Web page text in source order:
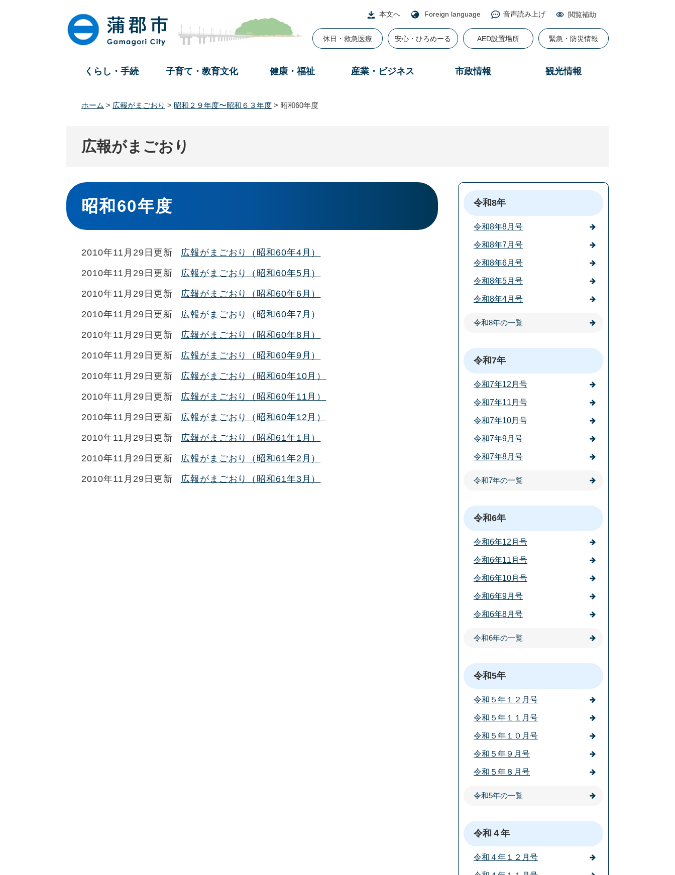
本文へ Foreign language 音声読み上げ 閲覧補助
休日・救急医療 安心・ひろめーる AED設置場所 緊急・防災情報
くらし・手続 子育て・教育文化 健康・福祉 産業・ビジネス 市政情報 観光情報
ホーム > 広報がまごおり > 昭和２９年度〜昭和６３年度 > 昭和60年度
広報がまごおり
本
文
昭和60年度
2010年11月29日更新 広報がまごおり（昭和60年4月）
2010年11月29日更新 広報がまごおり（昭和60年5月）
2010年11月29日更新 広報がまごおり（昭和60年6月）
2010年11月29日更新 広報がまごおり（昭和60年7月）
2010年11月29日更新 広報がまごおり（昭和60年8月）
2010年11月29日更新 広報がまごおり（昭和60年9月）
2010年11月29日更新 広報がまごおり（昭和60年10月）
2010年11月29日更新 広報がまごおり（昭和60年11月）
2010年11月29日更新 広報がまごおり（昭和60年12月）
2010年11月29日更新 広報がまごおり（昭和61年1月）
2010年11月29日更新 広報がまごおり（昭和61年2月）
2010年11月29日更新 広報がまごおり（昭和61年3月）
令和8年
令和8年8月号
令和8年7月号
令和8年6月号
令和8年5月号
令和8年4月号
令和8年の一覧
令和7年
令和7年12月号
令和7年11月号
令和7年10月号
令和7年9月号
令和7年8月号
令和7年の一覧
令和6年
令和6年12月号
令和6年11月号
令和6年10月号
令和6年9月号
令和6年8月号
令和6年の一覧
令和5年
令和５年１２月号
令和５年１１月号
令和５年１０月号
令和５年９月号
令和５年８月号
令和5年の一覧
令和４年
令和４年１２月号